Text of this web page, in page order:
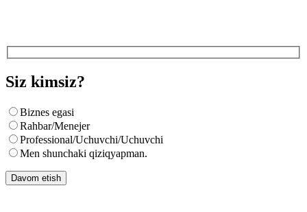
Siz kimsiz?
Biznes egasi
Rahbar/Menejer
Professional/Uchuvchi/Uchuvchi
Men shunchaki qiziqyapman.
Davom etish